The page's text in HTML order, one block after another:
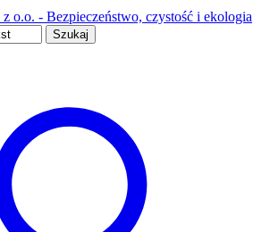
o.o. - Bezpieczeństwo, czystość i ekologia